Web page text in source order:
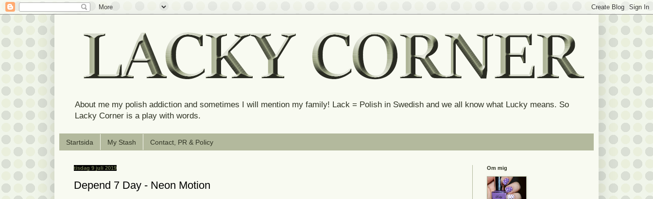
About me my polish addiction and sometimes I will mention my family! Lack = Polish in Swedish and we all know what Lucky means. So
Lacky Corner is a play with words.
Startsida My Stash Contact, PR & Policy
tisdag 9 juli 2019
Depend 7 Day - Neon Motion
Om mig